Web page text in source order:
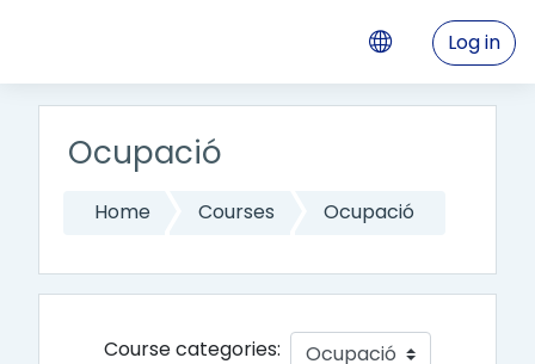
Log in
Ocupació
Home Courses Ocupació
Course categories: